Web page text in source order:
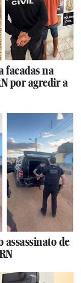
facadas na
por agredir a
de